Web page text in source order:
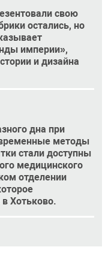
свою
остались, но
империи»,
и дизайна
дна при
методы
стали доступны
медицинского
отделении
Хотьково.